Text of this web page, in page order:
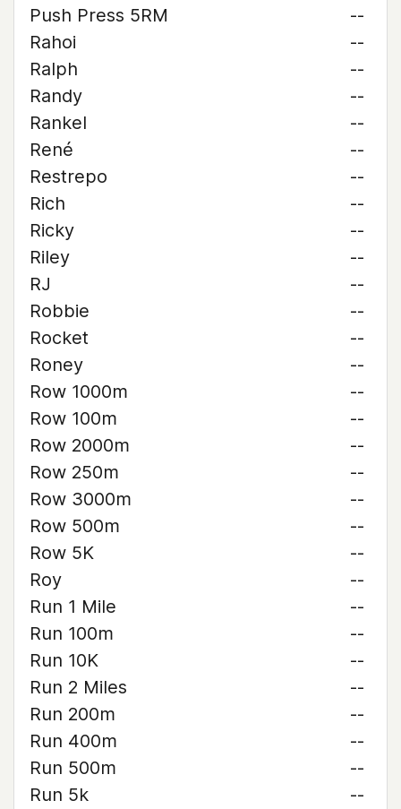
Push Press 5RM
--
Rahoi
--
Ralph
--
Randy
--
Rankel
--
René
--
Restrepo
--
Rich
--
Ricky
--
Riley
--
RJ
--
Robbie
--
Rocket
--
Roney
--
Row 1000m
--
Row 100m
--
Row 2000m
--
Row 250m
--
Row 3000m
--
Row 500m
--
Row 5K
--
Roy
--
Run 1 Mile
--
Run 100m
--
Run 10K
--
Run 2 Miles
--
Run 200m
--
Run 400m
--
Run 500m
--
Run 5k
--